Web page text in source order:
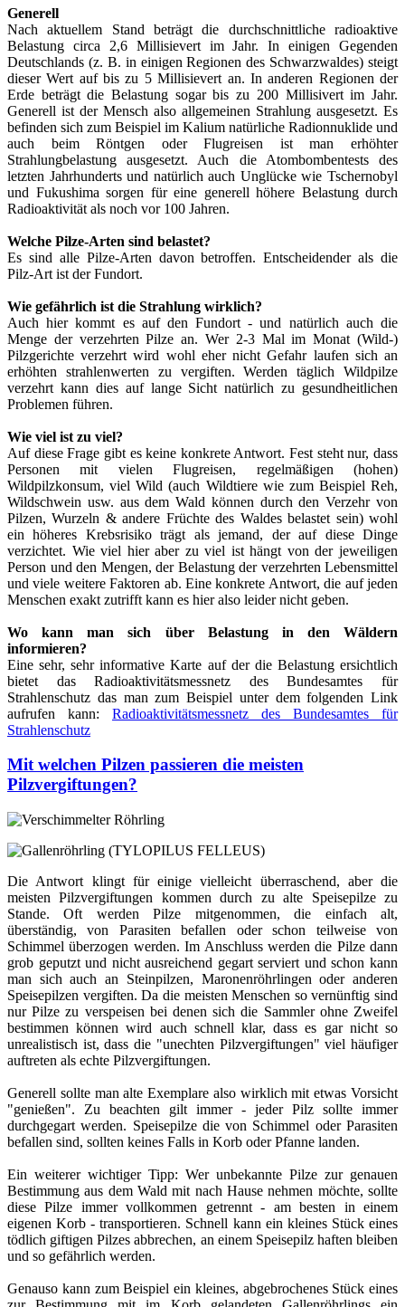
Generell
Nach aktuellem Stand beträgt die durchschnittliche radioaktive
Belastung circa 2,6 Millisievert im Jahr. In einigen Gegenden
Deutschlands (z. B. in einigen Regionen des Schwarzwaldes) steigt
dieser Wert auf bis zu 5 Millisievert an. In anderen Regionen der
Erde beträgt die Belastung sogar bis zu 200 Millisivert im Jahr.
Generell ist der Mensch also allgemeinen Strahlung ausgesetzt. Es
befinden sich zum Beispiel im Kalium natürliche Radionnuklide und
auch beim Röntgen oder Flugreisen ist man erhöhter
Strahlungbelastung ausgesetzt. Auch die Atombombentests des
letzten Jahrhunderts und natürlich auch Unglücke wie Tschernobyl
und Fukushima sorgen für eine generell höhere Belastung durch
Radioaktivität als noch vor 100 Jahren.
Welche Pilze-Arten sind belastet?
Es sind alle Pilze-Arten davon betroffen. Entscheidender als die
Pilz-Art ist der Fundort.
Wie gefährlich ist die Strahlung wirklich?
Auch hier kommt es auf den Fundort - und natürlich auch die
Menge der verzehrten Pilze an. Wer 2-3 Mal im Monat (Wild-)
Pilzgerichte verzehrt wird wohl eher nicht Gefahr laufen sich an
erhöhten strahlenwerten zu vergiften. Werden täglich Wildpilze
verzehrt kann dies auf lange Sicht natürlich zu gesundheitlichen
Problemen führen.
Wie viel ist zu viel?
Auf diese Frage gibt es keine konkrete Antwort. Fest steht nur, dass
Personen mit vielen Flugreisen, regelmäßigen (hohen)
Wildpilzkonsum, viel Wild (auch Wildtiere wie zum Beispiel Reh,
Wildschwein usw. aus dem Wald können durch den Verzehr von
Pilzen, Wurzeln & andere Früchte des Waldes belastet sein) wohl
ein höheres Krebsrisiko trägt als jemand, der auf diese Dinge
verzichtet. Wie viel hier aber zu viel ist hängt von der jeweiligen
Person und den Mengen, der Belastung der verzehrten Lebensmittel
und viele weitere Faktoren ab. Eine konkrete Antwort, die auf jeden
Menschen exakt zutrifft kann es hier also leider nicht geben.
Wo kann man sich über Belastung in den Wäldern
informieren?
Eine sehr, sehr informative Karte auf der die Belastung ersichtlich
bietet das Radioaktivitätsmessnetz des Bundesamtes für
Strahlenschutz das man zum Beispiel unter dem folgenden Link
aufrufen kann: Radioaktivitätsmessnetz des Bundesamtes für
Strahlenschutz
Mit welchen Pilzen passieren die meisten
Pilzvergiftungen?
Die Antwort klingt für einige vielleicht überraschend, aber die
meisten Pilzvergiftungen kommen durch zu alte Speisepilze zu
Stande. Oft werden Pilze mitgenommen, die einfach alt,
überständig, von Parasiten befallen oder schon teilweise von
Schimmel überzogen werden. Im Anschluss werden die Pilze dann
grob geputzt und nicht ausreichend gegart serviert und schon kann
man sich auch an Steinpilzen, Maronenröhrlingen oder anderen
Speisepilzen vergiften. Da die meisten Menschen so vernünftig sind
nur Pilze zu verspeisen bei denen sich die Sammler ohne Zweifel
bestimmen können wird auch schnell klar, dass es gar nicht so
unrealistisch ist, dass die "unechten Pilzvergiftungen" viel häufiger
auftreten als echte Pilzvergiftungen.
Generell sollte man alte Exemplare also wirklich mit etwas Vorsicht
"genießen". Zu beachten gilt immer - jeder Pilz sollte immer
durchgegart werden. Speisepilze die von Schimmel oder Parasiten
befallen sind, sollten keines Falls in Korb oder Pfanne landen.
Ein weiterer wichtiger Tipp: Wer unbekannte Pilze zur genauen
Bestimmung aus dem Wald mit nach Hause nehmen möchte, sollte
diese Pilze immer vollkommen getrennt - am besten in einem
eigenen Korb - transportieren. Schnell kann ein kleines Stück eines
tödlich giftigen Pilzes abbrechen, an einem Speisepilz haften bleiben
und so gefährlich werden.
Genauso kann zum Beispiel ein kleines, abgebrochenes Stück eines